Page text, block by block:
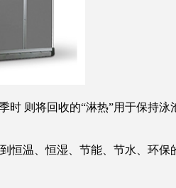
则将回收的“淋热”用于保持泳
温、恒湿、节能、节水、环保